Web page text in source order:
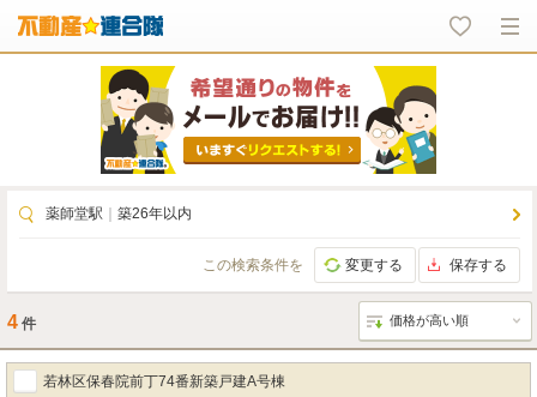
薬師堂駅 築26年以内
この検索条件を 変更する 保存する
4 件
若林区保春院前丁74番新築戸建A号棟